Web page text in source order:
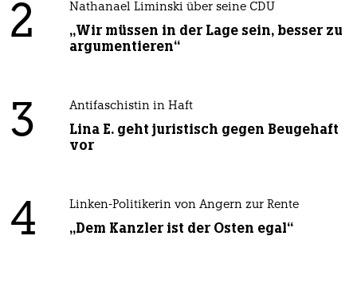
2 Nathanael Liminski über seine CDU
„Wir müssen in der Lage sein, besser zu
argumentieren“
3 Antifaschistin in Haft
Lina E. geht juristisch gegen Beugehaft
vor
4 Linken-Politikerin von Angern zur Rente
„Dem Kanzler ist der Osten egal“